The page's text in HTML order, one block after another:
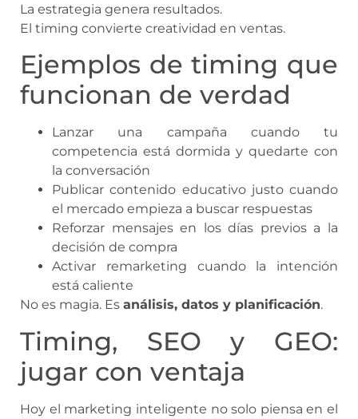
La estrategia genera resultados.
El timing convierte creatividad en ventas.
Ejemplos de timing que
funcionan de verdad
Lanzar una campaña cuando tu
competencia está dormida y quedarte con
la conversación
Publicar contenido educativo justo cuando
el mercado empieza a buscar respuestas
Reforzar mensajes en los días previos a la
decisión de compra
Activar remarketing cuando la intención
está caliente
No es magia. Es análisis, datos y planificación.
Timing, SEO y GEO:
jugar con ventaja
Hoy el marketing inteligente no solo piensa en el